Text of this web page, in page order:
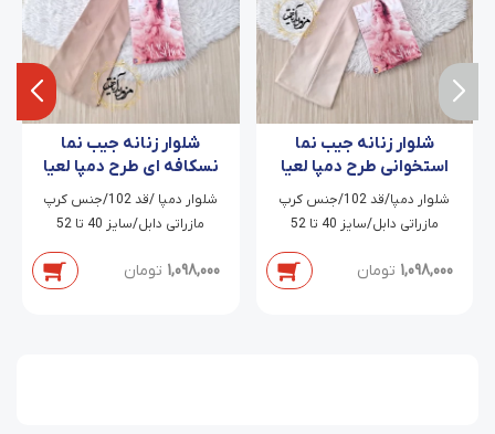
شلوار زنانه جیب نما
استخوانی طرح دمپا لعیا
شلوار دمپا/قد 102/جنس کرپ
مازراتی دابل/سایز 40 تا 52
1,098,000 تومان
شلوار زنانه جیب نما
نسکافه ای طرح دمپا لعیا
شلوار دمپا /قد 102/جنس کرپ
مازراتی دابل/سایز 40 تا 52
1,098,000 تومان